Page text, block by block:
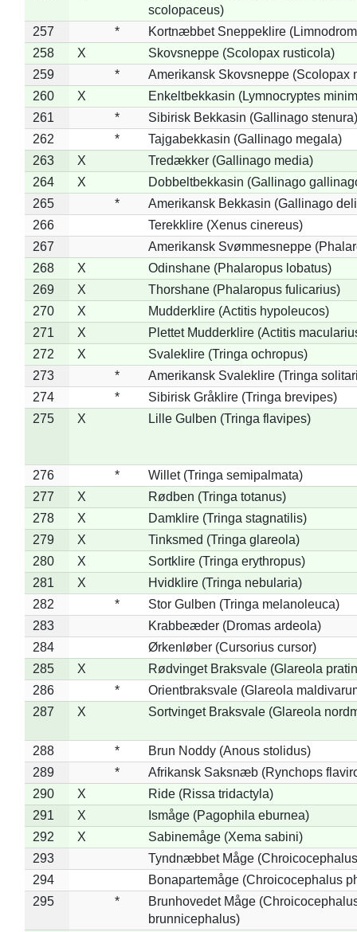
scolopaceus)
257
*
Kortnæbbet Sneppeklire
258
X
Skovsneppe (Scolopax rusticola)
259
*
Amerikansk Skovsneppe (Scolopax
260
X
Enkeltbekkasin (Lymnocryptes
261
*
Sibirisk Bekkasin (Gallinago stenura)
262
*
Tajgabekkasin (Gallinago megala)
263
X
Tredækker (Gallinago media)
264
X
Dobbeltbekkasin (Gallinago
265
*
Amerikansk Bekkasin (Gallinago
266
Terekklire (Xenus cinereus)
267
Amerikansk Svømmesneppe
268
X
Odinshane (Phalaropus lobatus)
269
X
Thorshane (Phalaropus fulicarius)
270
X
Mudderklire (Actitis hypoleucos)
271
X
Plettet Mudderklire (Actitis
272
X
Svaleklire (Tringa ochropus)
273
*
Amerikansk Svaleklire (Tringa
274
*
Sibirisk Gråklire (Tringa brevipes)
275
X Lille Gulben (Tringa flavipes)
276 *
Willet (Tringa semipalmata)
277
X
Rødben (Tringa totanus)
278
X
Damklire (Tringa stagnatilis)
279
X
Tinksmed (Tringa glareola)
280
X
Sortklire (Tringa erythropus)
281
X
Hvidklire (Tringa nebularia)
282
*
Stor Gulben (Tringa melanoleuca)
283
Krabbeæder (Dromas ardeola)
284
Ørkenløber (Cursorius cursor)
285
X
Rødvinget Braksvale (Glareola
286
*
Orientbraksvale (Glareola
287
X Sortvinget Braksvale (Glareola
288 *
Brun Noddy (Anous stolidus)
289
*
Afrikansk Saksnæb (Rynchops
290
X
Ride (Rissa tridactyla)
291
X
Ismåge (Pagophila eburnea)
292
X
Sabinemåge (Xema sabini)
293
Tyndnæbbet Måge
294
Bonapartemåge (Chroicocephalus
295
*
Brunhovedet Måge
brunnicephalus)